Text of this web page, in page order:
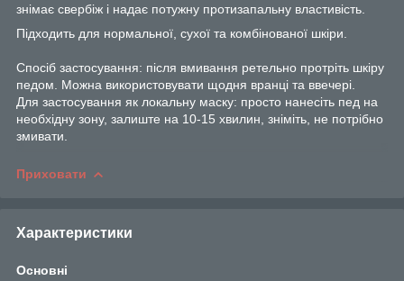
знімає свербіж і надає потужну протизапальну властивість.
Підходить для нормальної, сухої та комбінованої шкіри.
Спосіб застосування: після вмивання ретельно протріть шкіру
педом. Можна використовувати щодня вранці та ввечері.
Для застосування як локальну маску: просто нанесіть пед на
необхідну зону, залиште на 10-15 хвилин, зніміть, не потрібно
змивати.
Приховати
Характеристики
Основні